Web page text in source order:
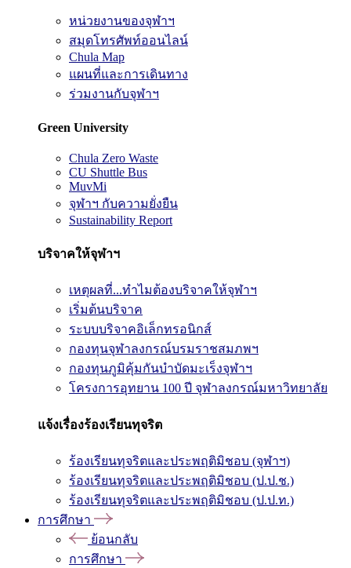
หน่วยงานของจุฬาฯ
สมุดโทรศัพท์ออนไลน์
Chula Map
แผนที่และการเดินทาง
ร่วมงานกับจุฬาฯ
Green University
Chula Zero Waste
CU Shuttle Bus
MuvMi
จุฬาฯ กับความยั่งยืน
Sustainability Report
บริจาคให้จุฬาฯ
เหตุผลที่...ทำไมต้องบริจาคให้จุฬาฯ
เริ่มต้นบริจาค
ระบบบริจาคอิเล็กทรอนิกส์
กองทุนจุฬาลงกรณ์บรมราชสมภพฯ
กองทุนภูมิคุ้มกันบำบัดมะเร็งจุฬาฯ
โครงการอุทยาน 100 ปี จุฬาลงกรณ์มหาวิทยาลัย
แจ้งเรื่องร้องเรียนทุจริต
ร้องเรียนทุจริตและประพฤติมิชอบ (จุฬาฯ)
ร้องเรียนทุจริตและประพฤติมิชอบ (ป.ป.ช.)
ร้องเรียนทุจริตและประพฤติมิชอบ (ป.ป.ท.)
การศึกษา
ย้อนกลับ
การศึกษา